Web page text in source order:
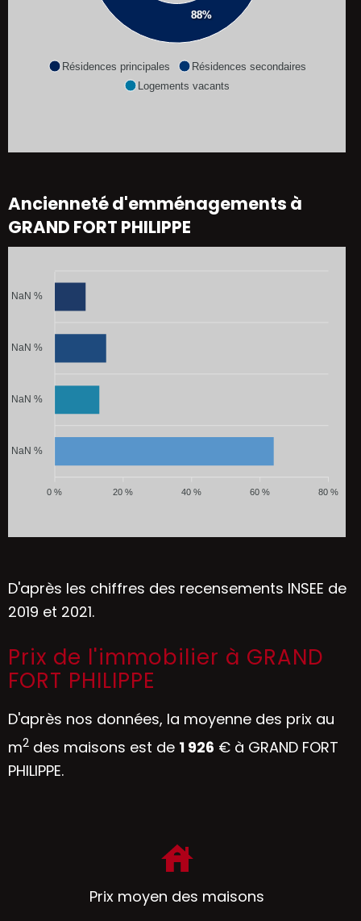
88%
Résidences principales
Résidences secondaires
Logements vacants
Ancienneté d'emménagements à
GRAND FORT PHILIPPE
NaN %
NaN %
NaN %
NaN %
80 %
60 %
40 %
20 %
0 %
D'après les chiffres des recensements INSEE de
2019 et 2021.
Prix de l'immobilier à GRAND
FORT PHILIPPE
D'après nos données, la moyenne des prix au
m2 des maisons est de 1 926 € à GRAND FORT
PHILIPPE.
Prix moyen des maisons